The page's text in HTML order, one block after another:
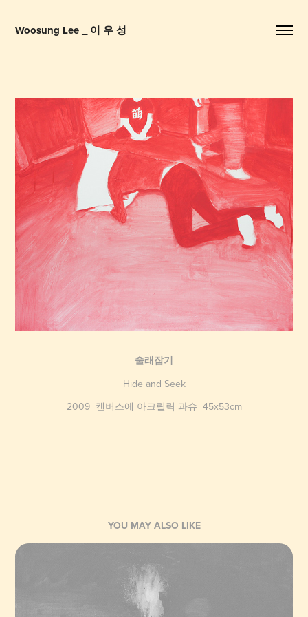
Woosung Lee _ 이 우 성
술래잡기
Hide and Seek
2009_캔버스에 아크릴릭 과슈_45x53cm
YOU MAY ALSO LIKE